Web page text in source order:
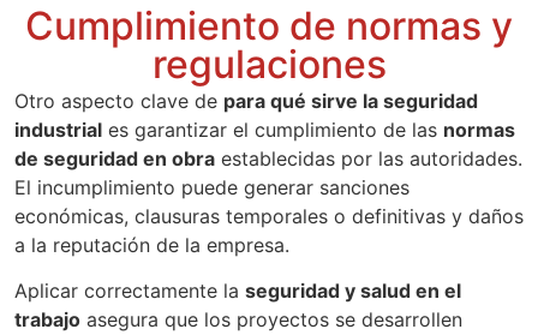
Cumplimiento de normas y
regulaciones
Otro aspecto clave de para qué sirve la seguridad
industrial es garantizar el cumplimiento de las normas
de seguridad en obra establecidas por las autoridades.
El incumplimiento puede generar sanciones
económicas, clausuras temporales o definitivas y daños
a la reputación de la empresa.
Aplicar correctamente la seguridad y salud en el
trabajo asegura que los proyectos se desarrollen